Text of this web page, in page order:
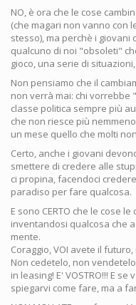
NO, è ora che le cose
(che magari non vanno con
stesso), ma perchè i giovani
qualcuno di noi "obsoleti"
gioco, una serie di
Non pensiamo che il
non verrà mai: chi vorrebbe
classe politica sempre più
che non riesce più
un mese quello che molti
Certo, anche i giovani
smettere di credere alle
ci propina, facendoci
paradiso per fare qualcosa.
E sono CERTO che le cose
inventandosi qualcosa che
mente.
Coraggio, VOI avete il
Non cedetelo, non
in leasing! E' VOSTRO!!! E
spiegarvi come fare, ma a